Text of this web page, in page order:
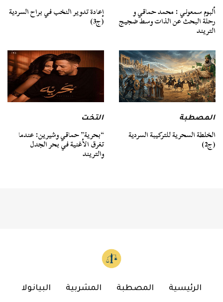
ألبوم سمعوني : محمد حماقي و
رحلة البحث عن الذات وسط ضجيج
التريند
إعادة تدوير النخب في براح السردية
(ج3)
المصطبة
الخلطة السحرية للتركيبة السردية
(ج2)
التخت
“بحرية” حماقي وشيرين: عندما
تغرق الأغنية في بحر الجدل
والتريند
الرئيسية المصطبة المشربية البيانولا